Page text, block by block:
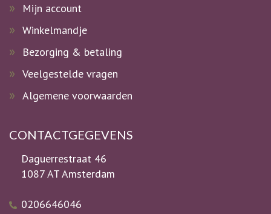
Mijn account
Winkelmandje
Bezorging & betaling
Veelgestelde vragen
Algemene voorwaarden
CONTACTGEGEVENS
Daguerrestraat 46
1087 AT Amsterdam
0206646046